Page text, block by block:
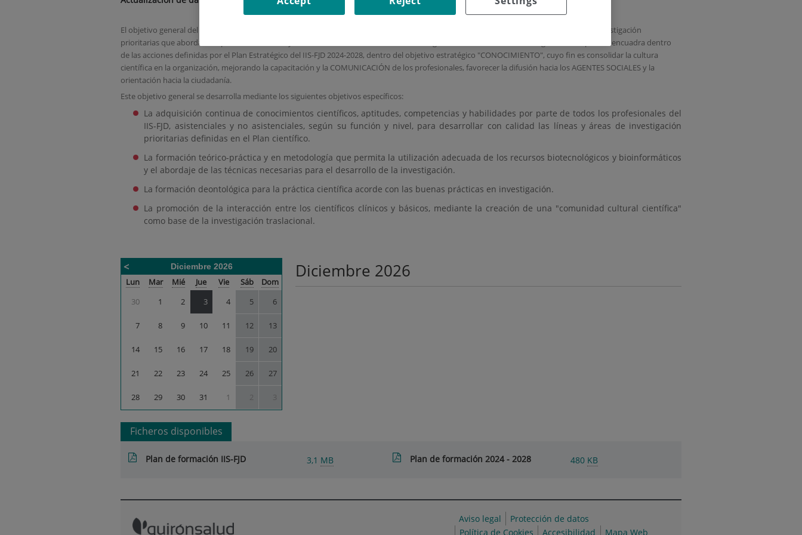
El objetivo general del plan de formación del IIS-FJD es la mejora y profundización del conocimiento científico general y de las líneas de investigación
prioritarias que abordan los problemas clínicos y está destinado a la totalidad de los integrantes del Instituto de Investigación. Este plan se encuadra dentro
de las acciones definidas por el Plan Estratégico del IIS-FJD 2024-2028, dentro del objetivo estratégico "CONOCIMIENTO", cuyo fin es consolidar la cultura
científica en la organización, mejorando la capacitación y la COMUNICACIÓN de los profesionales, favorecer la difusión hacia los AGENTES SOCIALES y la
orientación hacia la ciudadanía.
Este objetivo general se desarrolla mediante los siguientes objetivos específicos:
La adquisición continua de conocimientos científicos, aptitudes, competencias y habilidades por parte de todos los profesionales del
IIS-FJD, asistenciales y no asistenciales, según su función y nivel, para desarrollar con calidad las líneas y áreas de investigación
prioritarias definidas en el Plan científico.
La formación teórico-práctica y en metodología que permita la utilización adecuada de los recursos biotecnológicos y bioinformáticos
y el abordaje de las técnicas necesarias para el desarrollo de la investigación.
La formación deontológica para la práctica científica acorde con las buenas prácticas en investigación.
La promoción de la interacción entre los científicos clínicos y básicos, mediante la creación de una "comunidad cultural científica"
como base de la investigación traslacional.
Diciembre 2026
Calendario
Plan
Formación
Lun Mar Mié Jue Vie Sáb
Dom
30
1 2 3 4 5 6
7 8 9 10 11 12 13
14 15 16 17 18 19 20
21 22 23 24 25 26 27
28 29 30 31 1 2 3
Diciembre 2026
Ficheros disponibles
Plan de formación IIS-FJD 3,1 MB Plan de formación 2024 - 2028 480 KB
Aviso legal
Protección de datos
Política de Cookies
Accesibilidad Mapa Web